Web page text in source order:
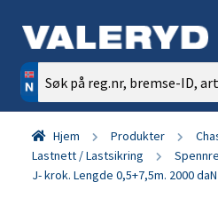
Søk
etter:
Hjem Produkter
Lastnett / Lastsikring
J- krok. Lengde 0,5+7,5m. 2000 daN